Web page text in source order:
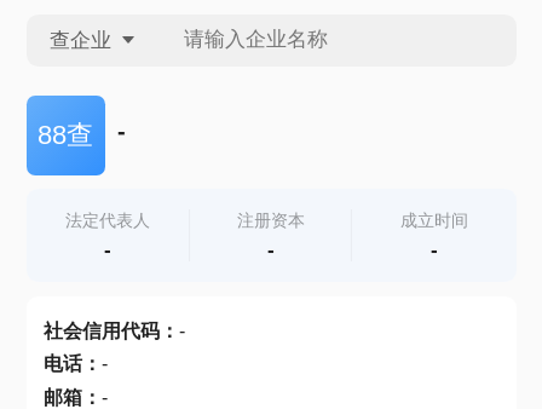
查企业
查企业
查产地
88查 -
法定代表人
-
注册资本
-
成立时间
-
社会信用代码： -
电话： -
邮箱： -